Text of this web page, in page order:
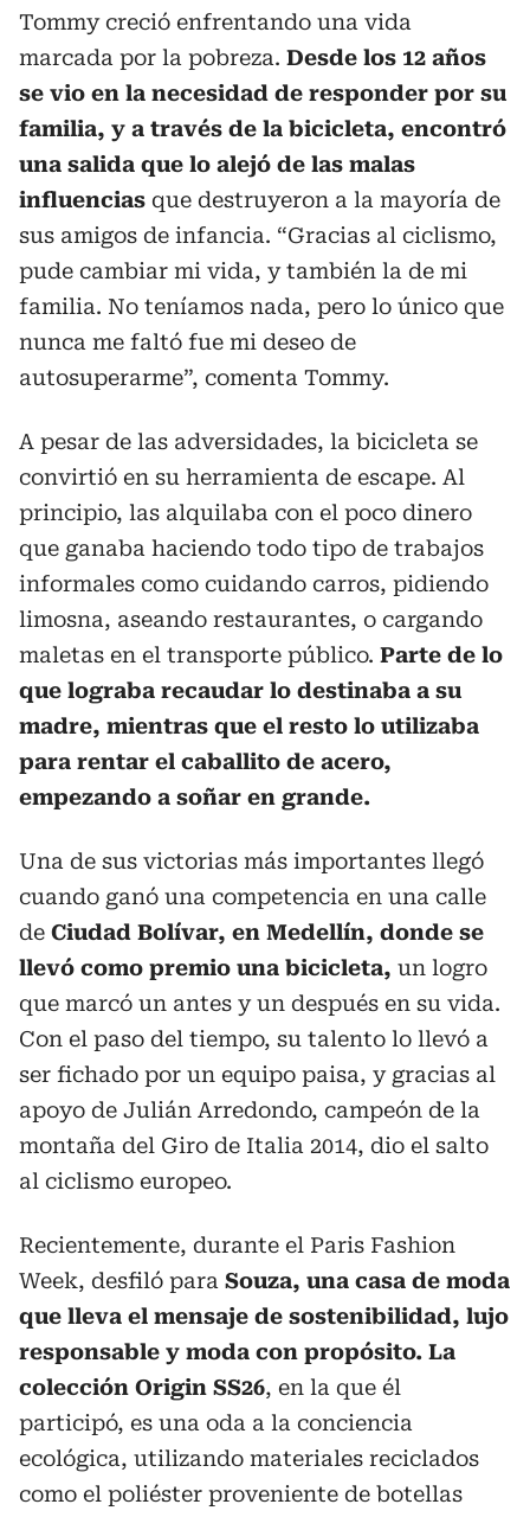
Tommy creció enfrentando una vida
marcada por la pobreza. Desde los 12 años
se vio en la necesidad de responder por su
familia, y a través de la bicicleta, encontró
una salida que lo alejó de las malas
influencias que destruyeron a la mayoría de
sus amigos de infancia. “Gracias al ciclismo,
pude cambiar mi vida, y también la de mi
familia. No teníamos nada, pero lo único que
nunca me faltó fue mi deseo de
autosuperarme”, comenta Tommy.
A pesar de las adversidades, la bicicleta se
convirtió en su herramienta de escape. Al
principio, las alquilaba con el poco dinero
que ganaba haciendo todo tipo de trabajos
informales como cuidando carros, pidiendo
limosna, aseando restaurantes, o cargando
maletas en el transporte público. Parte de lo
que lograba recaudar lo destinaba a su
madre, mientras que el resto lo utilizaba
para rentar el caballito de acero,
empezando a soñar en grande.
Una de sus victorias más importantes llegó
cuando ganó una competencia en una calle
de Ciudad Bolívar, en Medellín, donde se
llevó como premio una bicicleta, un logro
que marcó un antes y un después en su vida.
Con el paso del tiempo, su talento lo llevó a
ser fichado por un equipo paisa, y gracias al
apoyo de Julián Arredondo, campeón de la
montaña del Giro de Italia 2014, dio el salto
al ciclismo europeo.
Recientemente, durante el Paris Fashion
Week, desfiló para Souza, una casa de moda
que lleva el mensaje de sostenibilidad, lujo
responsable y moda con propósito. La
colección Origin SS26, en la que él
participó, es una oda a la conciencia
ecológica, utilizando materiales reciclados
como el poliéster proveniente de botellas